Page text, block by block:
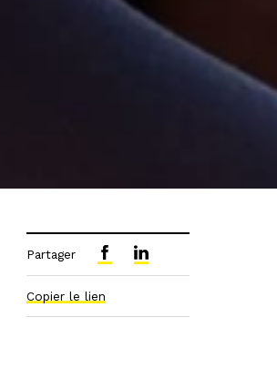
Partager
Copier le lien